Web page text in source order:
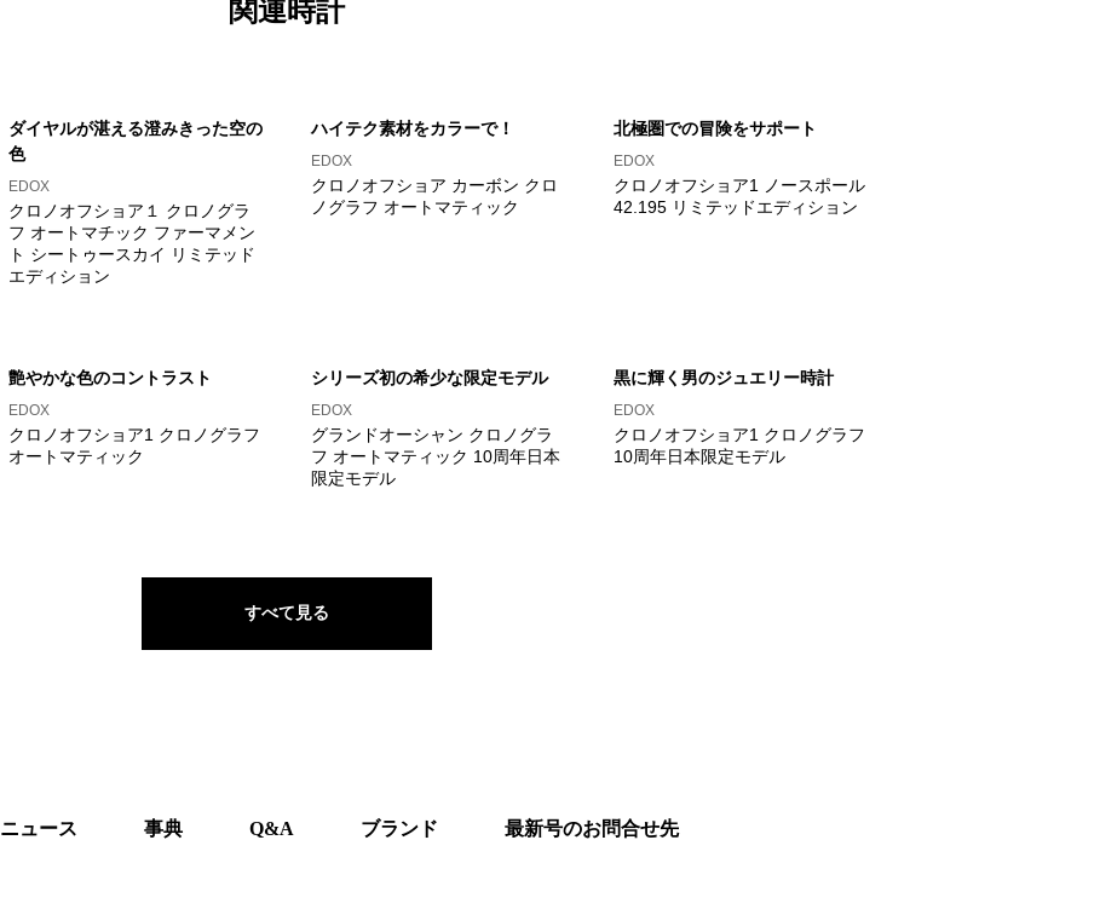
関連時計
ダイヤルが湛える澄みきった空の
色
EDOX
クロノオフショア１ クロノグラ
フ オートマチック ファーマメン
ト シートゥースカイ リミテッド
エディション
ハイテク素材をカラーで！
EDOX
クロノオフショア カーボン クロ
ノグラフ オートマティック
北極圏での冒険をサポート
EDOX
クロノオフショア1 ノースポール
42.195 リミテッドエディション
艶やかな色のコントラスト
EDOX
クロノオフショア1 クロノグラフ
オートマティック
シリーズ初の希少な限定モデル
EDOX
グランドオーシャン クロノグラ
フ オートマティック 10周年日本
限定モデル
黒に輝く男のジュエリー時計
EDOX
クロノオフショア1 クロノグラフ
10周年日本限定モデル
すべて見る
ニュース 事典 Q&A ブランド 最新号のお問合せ先